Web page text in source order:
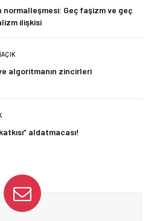
normalleşmesi: Geç faşizm ve geç
ilişkisi
algoritmanın zincirleri
aldatmacası!